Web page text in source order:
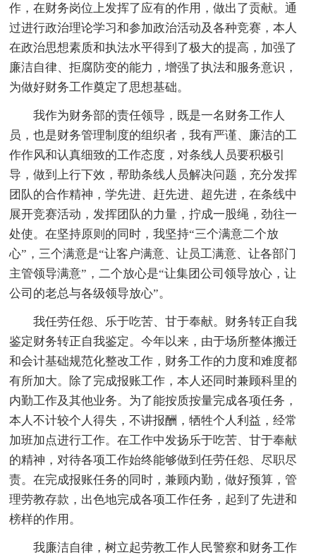
作，在财务岗位上发挥了应有的作用，做出了贡献。通
过进行政治理论学习和参加政治活动及各种竞赛，本人
在政治思想素质和执法水平得到了极大的提高，加强了
廉洁自律、拒腐防变的能力，增强了执法和服务意识，
为做好财务工作奠定了思想基础。
我作为财务部的责任领导，既是一名财务工作人
员，也是财务管理制度的组织者，我有严谨、廉洁的工
作作风和认真细致的工作态度，对条线人员要积极引
导，做到上行下效，帮助条线人员解决问题，充分发挥
团队的合作精神，学先进、赶先进、超先进，在条线中
展开竞赛活动，发挥团队的力量，拧成一股绳，劲往一
处使。在坚持原则的同时，我坚持“三个满意二个放
心”，三个满意是“让客户满意、让员工满意、让各部门
主管领导满意”，二个放心是“让集团公司领导放心，让
公司的老总与各级领导放心”。
我任劳任怨、乐于吃苦、甘于奉献。财务转正自我
鉴定财务转正自我鉴定。今年以来，由于场所整体搬迁
和会计基础规范化整改工作，财务工作的力度和难度都
有所加大。除了完成报账工作，本人还同时兼顾科里的
内勤工作及其他业务。为了能按质按量完成各项任务，
本人不计较个人得失，不讲报酬，牺牲个人利益，经常
加班加点进行工作。在工作中发扬乐于吃苦、甘于奉献
的精神，对待各项工作始终能够做到任劳任怨、尽职尽
责。在完成报账任务的同时，兼顾内勤，做好预算，管
理劳教存款，出色地完成各项工作任务，起到了先进和
榜样的作用。
我廉洁自律，树立起劳教工作人民警察和财务工作